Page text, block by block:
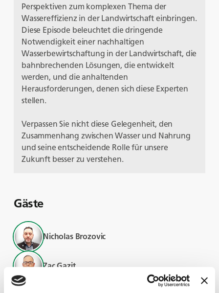
Perspektiven zum komplexen Thema der
Wassereffizienz in der Landwirtschaft einbringen.
Diese Episode beleuchtet die dringende
Notwendigkeit einer nachhaltigen
Wasserbewirtschaftung in der Landwirtschaft, die
bahnbrechenden Lösungen, die entwickelt
werden, und die anhaltenden
Herausforderungen, denen sich diese Experten
stellen.
Verpassen Sie nicht diese Gelegenheit, den
Zusammenhang zwischen Wasser und Nahrung
und seine entscheidende Rolle für unsere
Zukunft besser zu verstehen.
Gäste
Nicholas Brozovic
Zac Gazit